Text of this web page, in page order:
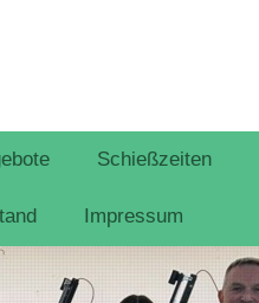
Schießzeiten
Impressum